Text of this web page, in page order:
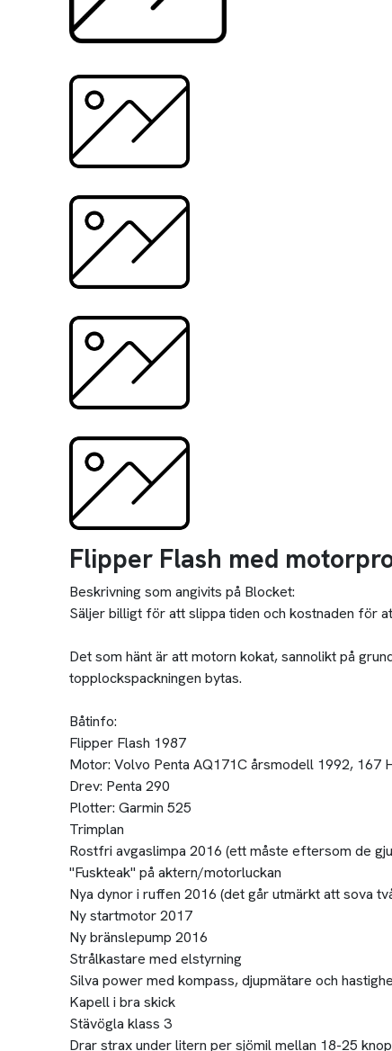
Flipper Flash med
Beskrivning som angivits på Blocket:
Säljer billigt för att slippa tiden och kostnaden för
Det som hänt är att motorn kokat, sannolikt på
topplockspackningen bytas.
Båtinfo:
Flipper Flash 1987
Motor: Volvo Penta AQ171C årsmodell 1992, 167
Drev: Penta 290
Plotter: Garmin 525
Trimplan
Rostfri avgaslimpa 2016 (ett måste eftersom de
"Fuskteak" på aktern/motorluckan
Nya dynor i ruffen 2016 (det går utmärkt att sova
Ny startmotor 2017
Ny bränslepump 2016
Strålkastare med elstyrning
Silva power med kompass, djupmätare och
Kapell i bra skick
Stävögla klass 3
Drar strax under litern per sjömil mellan 18-25